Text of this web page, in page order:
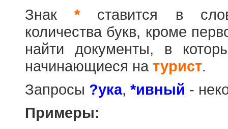
Знак* ставится в
количества букв, кроме
найти документы, в
начинающиеся на турист.
Запросы ?ука, *ивный -
Примеры: